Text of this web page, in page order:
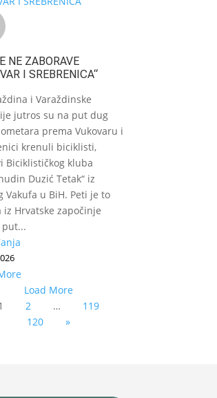
NE ZABORAVE
I SREBRENICA“
i Varaždinske
jutros su na put dug
prema Vukovaru i
krenuli biciklisti,
Biciklističkog kluba
Duzić Tetak“ iz
Vakufa u BiH. Peti je to
iz Hrvatske započinje
Load More
2 …
119
120
»